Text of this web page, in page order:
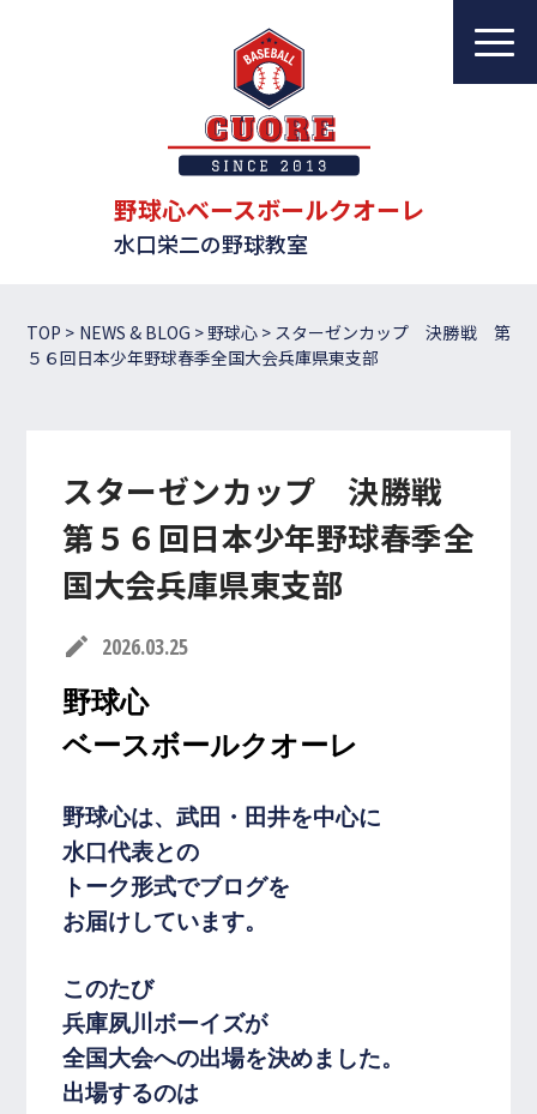
野球心ベースボールクオーレ
水口栄二の野球教室
野球心ベースボールクオーレ
水口栄二の野球教室
レッスンについて
指導者一覧
体験・入会案内
お問い合わせ
入会・体験レッスン
TEL/FAX
R shopping_cart ONLINE SHOP
TOP > NEWS & BLOG >野球心> スターゼンカップ 決勝戦 第
５６回日本少年野球春季全国大会兵庫県東支部
スターゼンカップ 決勝戦
第５６回日本少年野球春季全
国大会兵庫県東支部
edit 2026.03.25
野球心
ベースボールクオーレ
野球心は、武田・田井を中心に
水口代表との
トーク形式でブログを
お届けしています。
このたび
兵庫夙川ボーイズが
全国大会への出場を決めました。
出場するのは